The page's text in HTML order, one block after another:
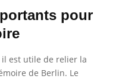
pour
il est utile de relier la
de Berlin. Le